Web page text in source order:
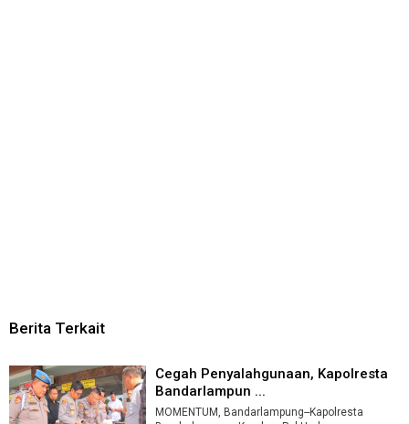
Berita Terkait
Cegah Penyalahgunaan, Kapolresta
Bandarlampun ...
MOMENTUM, Bandarlampung--Kapolresta